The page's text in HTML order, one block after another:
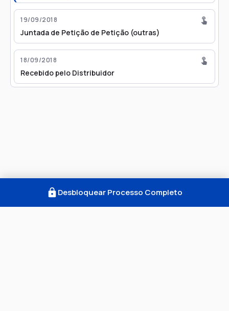
19/09/2018
Juntada de Petição de Petição (outras)
18/09/2018
Recebido pelo Distribuidor
Desbloquear Processo Completo